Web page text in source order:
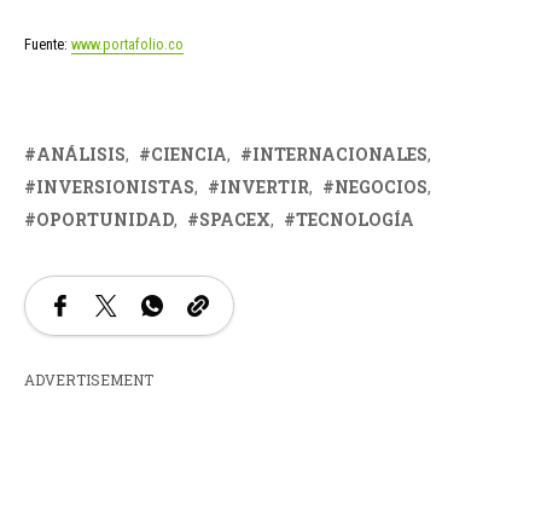
Fuente: www.portafolio.co
ANÁLISIS CIENCIA
INTERNACIONALES
INVERSIONISTAS
INVERTIR
NEGOCIOS
OPORTUNIDAD
SPACEX TECNOLOGÍA
ADVERTISEMENT